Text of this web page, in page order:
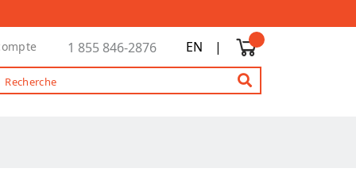
1 855 846-2876 EN
|